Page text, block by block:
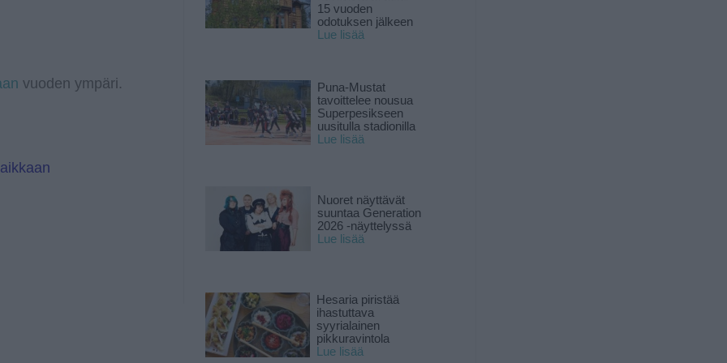
vuoden ympäri.
15 vuoden
odotuksen jälkeen
Lue lisää
Puna-Mustat
tavoittelee nousua
Superpesikseen
uusitulla stadionilla
Lue lisää
Nuoret näyttävät
suuntaa Generation
2026 -näyttelyssä
Lue lisää
Hesaria piristää
ihastuttava
syyrialainen
pikkuravintola
Lue lisää